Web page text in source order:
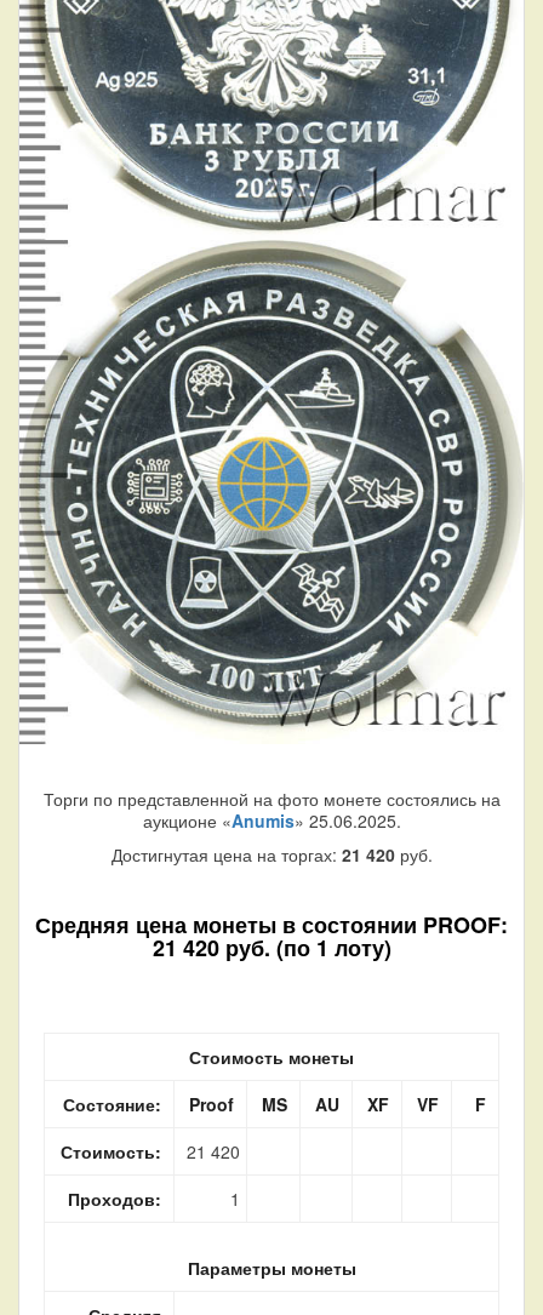
Торги по представленной на фото монете состоялись на
аукционе «Anumis» 25.06.2025.
Достигнутая цена на торгах: 21 420руб.
Средняя цена монеты в состоянии PROOF:
21 420 руб. (по 1 лоту)
Стоимость монеты
Состояние:
Proof MS AU XF VF
F
Стоимость:
21 420
Проходов:
1
Параметры монеты